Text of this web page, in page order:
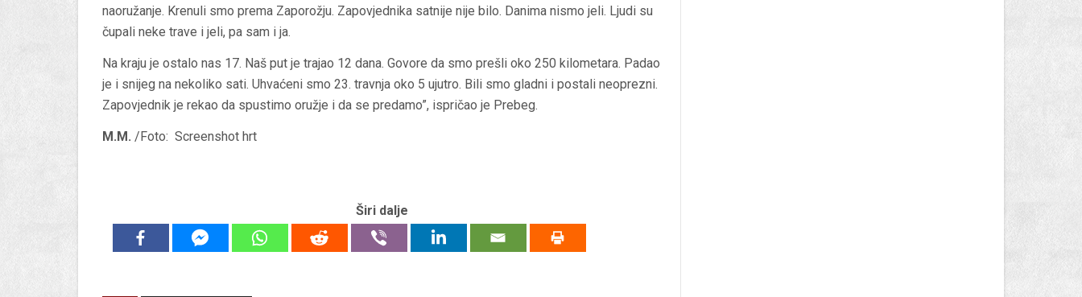
naoružanje. Krenuli smo prema Zaporožju. Zapovjednika satnije nije bilo. Danima nismo jeli. Ljudi su
čupali neke trave i jeli, pa sam i ja.
Na kraju je ostalo nas 17. Naš put je trajao 12 dana. Govore da smo prešli oko 250 kilometara. Padao
je i snijeg na nekoliko sati. Uhvaćeni smo 23. travnja oko 5 ujutro. Bili smo gladni i postali neoprezni.
Zapovjednik je rekao da spustimo oružje i da se predamo”, ispričao je Prebeg.
M.M. /Foto: Screenshot hrt
Širi dalje